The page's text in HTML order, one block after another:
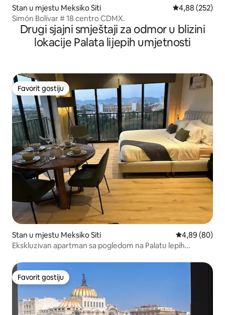
Stan u mjestu Meksiko Siti prosječna
4,88 (252)
Simón Bolívar # 18 centro CDMX.
Drugi sjajni smještaji za odmor u blizini
lokacije Palata lijepih umjetnosti
Favorit gostiju
Favorit gostiju
Stan u mjestu Meksiko Siti prosječna
4,89 (80)
Ekskluzivan apartman sa pogledom na Palatu lepih
Favorit gostiju
Favorit gostiju